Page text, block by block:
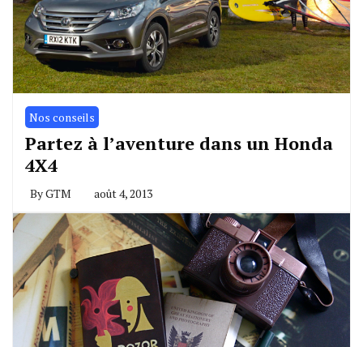
Nos conseils
Partez à l’aventure dans un Honda
4X4
ByGTM août 4, 2013